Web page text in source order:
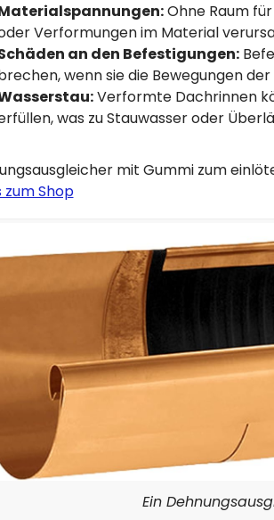
Ohne Raum
Verformungen im Material
an den Befestigungen:
wenn sie die Bewegungen
Verformte Dachrinnen
was zu Stauwasser oder
mit Gummi zum
Shop
Ein